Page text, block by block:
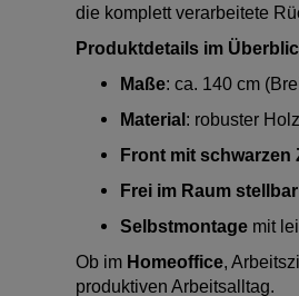
die komplett verarbeitete
Produktdetails im
Maße: ca. 140 cm
Material : robuster
Front mit schwarzen
Frei im Raum stellbar
Selbstmontage mit
Ob im Homeoffice,
produktiven Arbeitsalltag.